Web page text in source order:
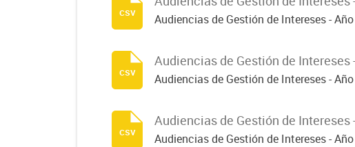
Audiencias de Gestión de Intereses -
csv
Audiencias de Gestión de Intereses
Audiencias de Gestión de Intereses -
csv
Audiencias de Gestión de Intereses
Audiencias de Gestión de Intereses -
csv